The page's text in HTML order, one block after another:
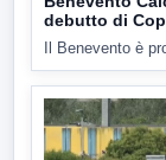
debutto di
Il Benevento è